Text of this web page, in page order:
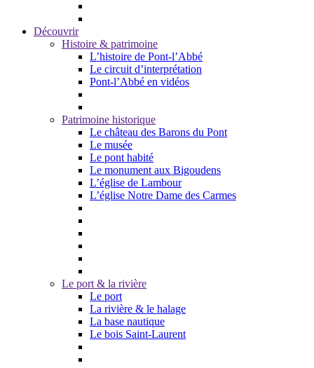
Découvrir
Histoire & patrimoine
L’histoire de Pont-l’Abbé
Le circuit d’interprétation
Pont-l’Abbé en vidéos
Patrimoine historique
Le château des Barons du Pont
Le musée
Le pont habité
Le monument aux Bigoudens
L’église de Lambour
L’église Notre Dame des Carmes
Le port & la rivière
Le port
La rivière & le halage
La base nautique
Le bois Saint-Laurent